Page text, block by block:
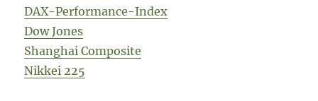
DAX-Performance-Index
Dow Jones
Shanghai Composite
Nikkei 225